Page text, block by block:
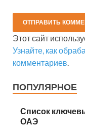
Этот сайт
Узнайте, как
комментариев
ПОПУЛЯРНОЕ
Список
ОАЭ